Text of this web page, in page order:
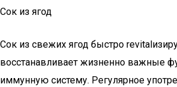
Сок из ягод
Сок из свежих ягод быстро
восстанавливает жизненно важные
иммунную систему. Регулярное